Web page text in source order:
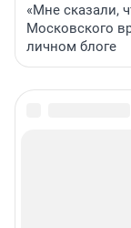
«Мне сказали,
Московского
личном блоге